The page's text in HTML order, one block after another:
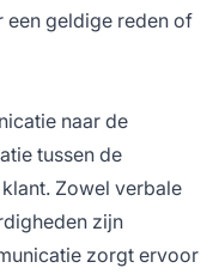
een geldige reden of
naar de
tussen de
Zowel verbale
zijn
zorgt ervoor